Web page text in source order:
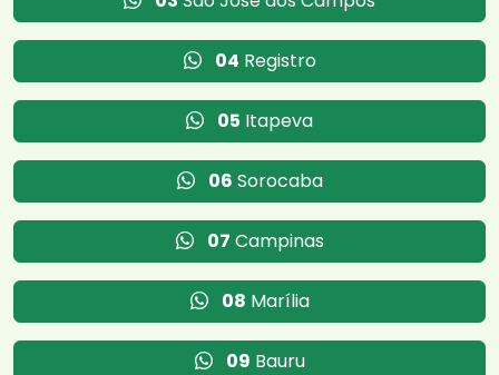
04 Registro
05 Itapeva
06 Sorocaba
07 Campinas
08 Marília
09 Bauru